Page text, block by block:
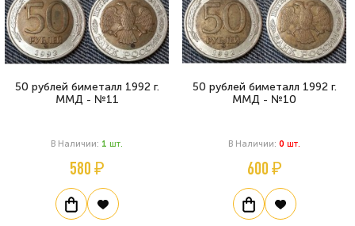
50 рублей биметалл 1992 г.
ММД - №11
В Наличии: 1 Шт.
580 ₽
50 рублей биметалл 1992 г.
ММД - №10
В Наличии: 0 Шт.
600 ₽